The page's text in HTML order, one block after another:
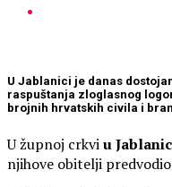
U Jablanici je danas
raspuštanja zloglasnog
brojnih hrvatskih civila i
U župnoj crkviu
njihove obitelji